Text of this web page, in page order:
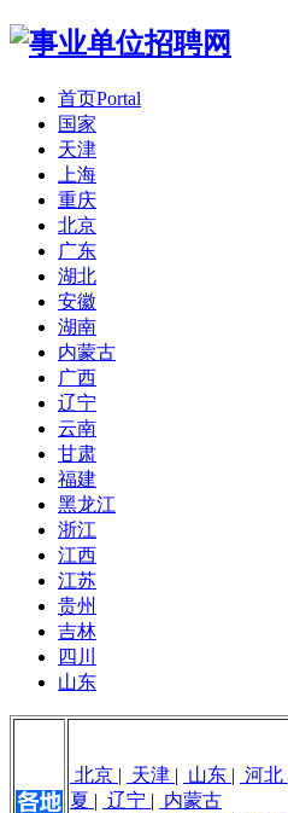
首页Portal
国家
天津
上海
重庆
北京
广东
湖北
安徽
湖南
内蒙古
广西
辽宁
云南
甘肃
福建
黑龙江
浙江
江西
江苏
贵州
吉林
四川
山东
北京 | 天津 | 山东 | 河北
夏 | 辽宁 | 内蒙古